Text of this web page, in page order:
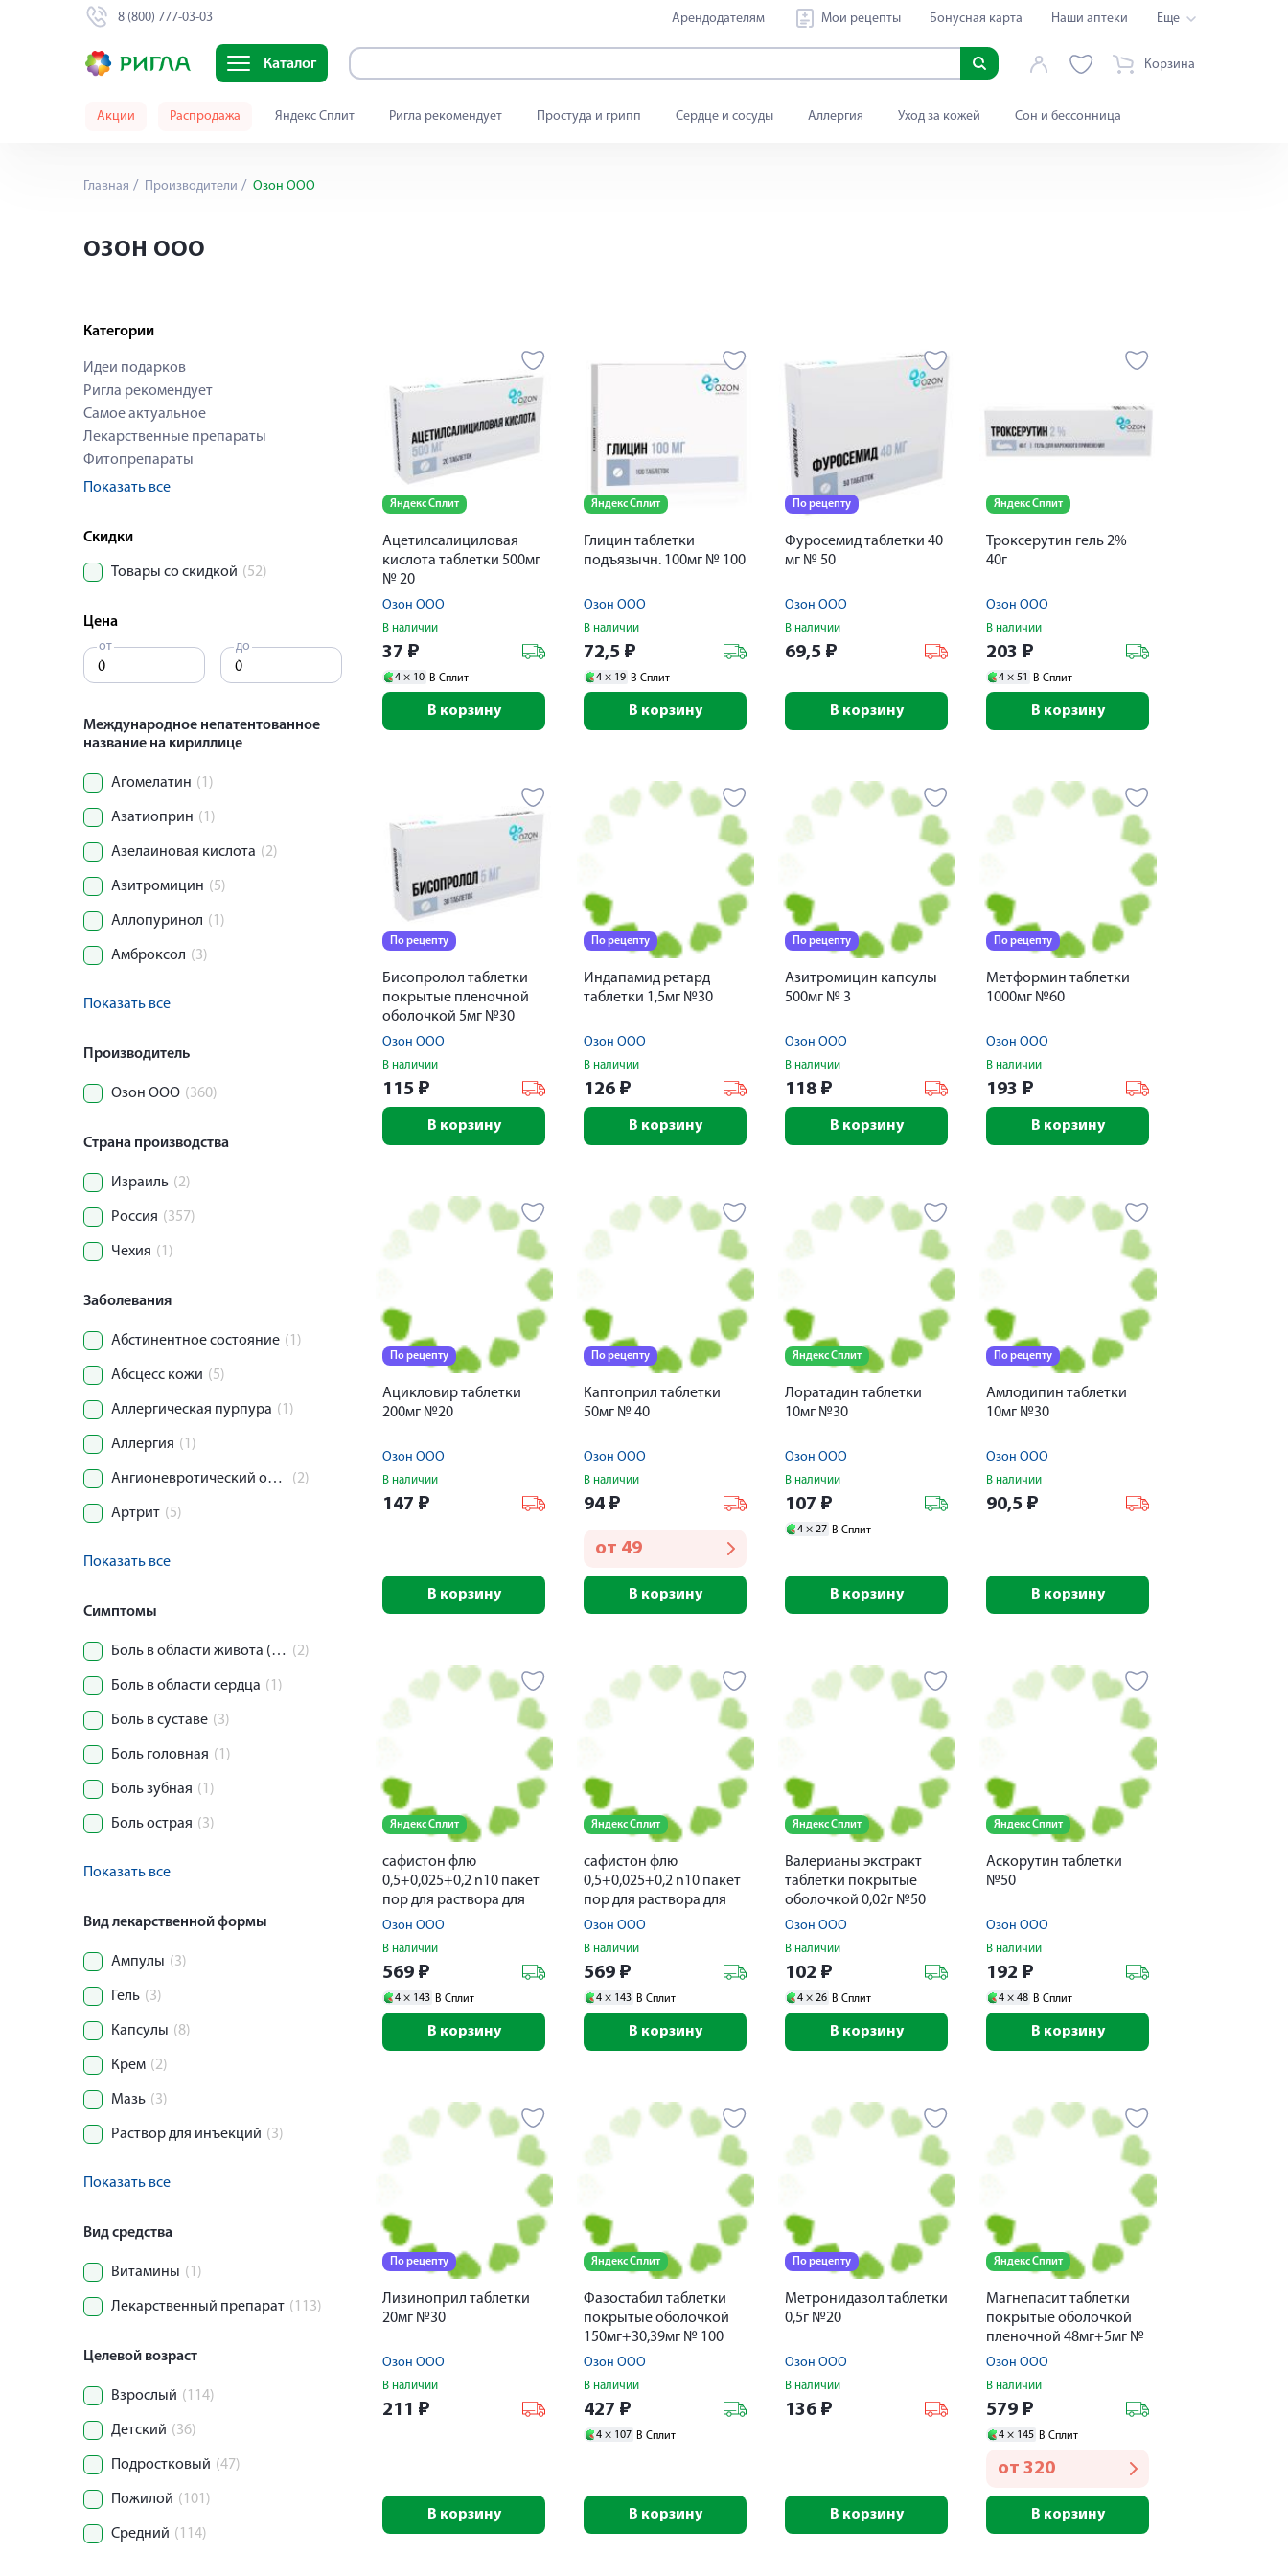
8 (800) 777-03-03 Арендодателям Мои рецепты Бонусная карта Наши аптеки Еще
Каталог Корзина
Акции Распродажа Яндекс Сплит Ригла рекомендует Простуда и грипп Сердце и сосуды Аллергия Уход за кожей Сон и бессонница
Главная Производители Озон ООО
ОЗОН ООО
Категории
Идеи подарков
Ригла рекомендует
Самое актуальное
Лекарственные препараты
Фитопрепараты
Показать все
Скидки
Товары со скидкой (52)
Цена
от до
Международное непатентованное
название на кириллице
Агомелатин (1)
Азатиоприн (1)
Азелаиновая кислота (2)
Азитромицин (5)
Аллопуринол (1)
Амброксол (3)
Показать все
Производитель
Озон ООО (360)
Страна производства
Израиль (2)
Россия (357)
Чехия (1)
Заболевания
Абстинентное состояние (1)
Абсцесс кожи (5)
Аллергическая пурпура (1)
Аллергия (1)
Ангионевротический отек (отек Квинке) (2)
Артрит (5)
Показать все
Симптомы
Боль в области живота (колика) (2)
Боль в области сердца (1)
Боль в суставе (3)
Боль головная (1)
Боль зубная (1)
Боль острая (3)
Показать все
Вид лекарственной формы
Ампулы (3)
Гель (3)
Капсулы (8)
Крем (2)
Мазь (3)
Раствор для инъекций (3)
Показать все
Вид средства
Витамины (1)
Лекарственный препарат (113)
Целевой возраст
Взрослый (114)
Детский (36)
Подростковый (47)
Пожилой (101)
Средний (114)
Яндекс Сплит
Ацетилсалициловая
кислота таблетки 500мг
№ 20
Озон ООО
В наличии
37 ₽
4 × 10 В Сплит
В корзину
Яндекс Сплит
Глицин таблетки
подъязычн. 100мг № 100
Озон ООО
В наличии
72,5 ₽
4 × 19 В Сплит
В корзину
По рецепту
Фуросемид таблетки 40
мг № 50
Озон ООО
В наличии
69,5 ₽
В корзину
Яндекс Сплит
Троксерутин гель 2%
40г
Озон ООО
В наличии
203 ₽
4 × 51 В Сплит
В корзину
По рецепту
Бисопролол таблетки
покрытые пленочной
оболочкой 5мг №30
Озон ООО
В наличии
115 ₽
В корзину
По рецепту
Индапамид ретард
таблетки 1,5мг №30
Озон ООО
В наличии
126 ₽
В корзину
По рецепту
Азитромицин капсулы
500мг № 3
Озон ООО
В наличии
118 ₽
В корзину
По рецепту
Метформин таблетки
1000мг №60
Озон ООО
В наличии
193 ₽
В корзину
По рецепту
Ацикловир таблетки
200мг №20
Озон ООО
В наличии
147 ₽
В корзину
По рецепту
Каптоприл таблетки
50мг № 40
Озон ООО
В наличии
94 ₽
от 49
В корзину
Яндекс Сплит
Лоратадин таблетки
10мг №30
Озон ООО
В наличии
107 ₽
4 × 27 В Сплит
В корзину
По рецепту
Амлодипин таблетки
10мг №30
Озон ООО
В наличии
90,5 ₽
В корзину
Яндекс Сплит
сафистон флю
0,5+0,025+0,2 n10 пакет
пор для раствора для
приема внутрь со
Озон ООО
В наличии
569 ₽
4 × 143 В Сплит
В корзину
Яндекс Сплит
сафистон флю
0,5+0,025+0,2 n10 пакет
пор для раствора для
приема внутрь со
Озон ООО
В наличии
569 ₽
4 × 143 В Сплит
В корзину
Яндекс Сплит
Валерианы экстракт
таблетки покрытые
оболочкой 0,02г №50
Озон ООО
В наличии
102 ₽
4 × 26 В Сплит
В корзину
Яндекс Сплит
Аскорутин таблетки
№50
Озон ООО
В наличии
192 ₽
4 × 48 В Сплит
В корзину
По рецепту
Лизиноприл таблетки
20мг №30
Озон ООО
В наличии
211 ₽
В корзину
Яндекс Сплит
Фазостабил таблетки
покрытые оболочкой
150мг+30,39мг № 100
Озон ООО
В наличии
427 ₽
4 × 107 В Сплит
В корзину
По рецепту
Метронидазол таблетки
0,5г №20
Озон ООО
В наличии
136 ₽
В корзину
Яндекс Сплит
Магнепасит таблетки
покрытые оболочкой
пленочной 48мг+5мг №
60
Озон ООО
В наличии
579 ₽
4 × 145 В Сплит
от 320
В корзину